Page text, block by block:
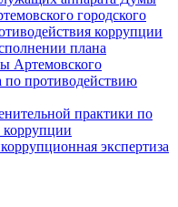
городского
коррупции
плана
Артемовского
по противодействию
практики по
экспертиза